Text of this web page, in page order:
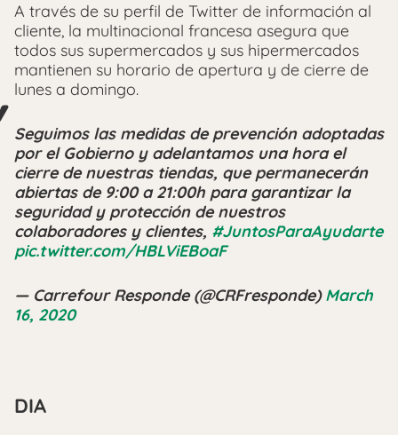
A través de su perfil de Twitter de información al
cliente, la multinacional francesa asegura que
todos sus supermercados y sus hipermercados
mantienen su horario de apertura y de cierre de
lunes a domingo.
Seguimos las medidas de prevención adoptadas
por el Gobierno y adelantamos una hora el
cierre de nuestras tiendas, que permanecerán
abiertas de 9:00 a 21:00h para garantizar la
seguridad y protección de nuestros
colaboradores y clientes, #JuntosParaAyudarte
pic.twitter.com/HBLViEBoaF
— Carrefour Responde (@CRFresponde)March
16, 2020
DIA